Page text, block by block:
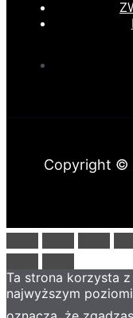
Copyright ©
Ta strona korzysta
najwyższym